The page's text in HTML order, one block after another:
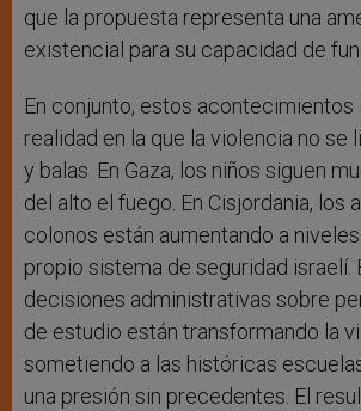
que la propuesta representa una
existencial para su capacidad de
En conjunto, estos acontecimientos
realidad en la que la violencia no se
y balas. En Gaza, los niños siguen
del alto el fuego. En Cisjordania, los
colonos están aumentando a niveles
propio sistema de seguridad israelí.
decisiones administrativas sobre
de estudio están transformando la
sometiendo a las históricas
una presión sin precedentes. El